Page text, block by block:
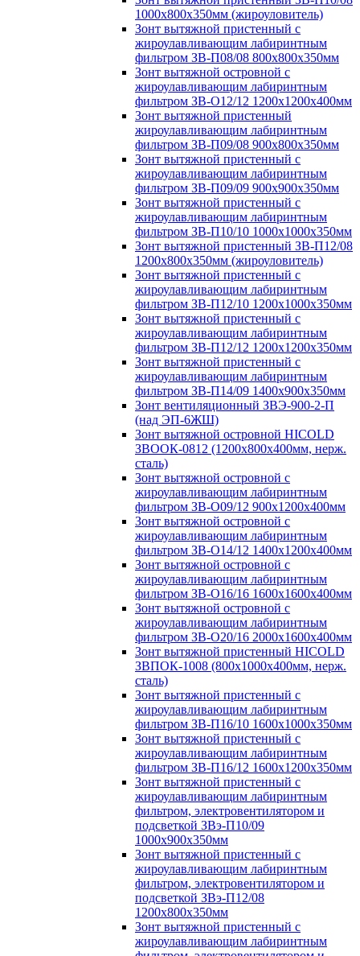
1000х800х350мм (жироуловитель)
Зонт вытяжной пристенный с
жироулавливающим лабиринтным
фильтром ЗВ-П08/08 800х800х350мм
Зонт вытяжной островной с
жироулавливающим лабиринтным
фильтром ЗВ-О12/12 1200х1200х400мм
Зонт вытяжной пристенный
жироулавливающим лабиринтным
фильтром ЗВ-П09/08 900х800х350мм
Зонт вытяжной пристенный с
жироулавливающим лабиринтным
фильтром ЗВ-П09/09 900х900х350мм
Зонт вытяжной пристенный с
жироулавливающим лабиринтным
фильтром ЗВ-П10/10 1000х1000х350мм
Зонт вытяжной пристенный ЗВ-П12/08
1200х800х350мм (жироуловитель)
Зонт вытяжной пристенный с
жироулавливающим лабиринтным
фильтром ЗВ-П12/10 1200х1000х350мм
Зонт вытяжной пристенный с
жироулавливающим лабиринтным
фильтром ЗВ-П12/12 1200х1200х350мм
Зонт вытяжной пристенный с
жироулавливающим лабиринтным
фильтром ЗВ-П14/09 1400х900х350мм
Зонт вентиляционный ЗВЭ-900-2-П
(над ЭП-6ЖШ)
Зонт вытяжной островной HICOLD
ЗВООК-0812 (1200х800x400мм, нерж.
сталь)
Зонт вытяжной островной с
жироулавливающим лабиринтным
фильтром ЗВ-О09/12 900х1200х400мм
Зонт вытяжной островной с
жироулавливающим лабиринтным
фильтром ЗВ-О14/12 1400х1200х400мм
Зонт вытяжной островной с
жироулавливающим лабиринтным
фильтром ЗВ-О16/16 1600х1600х400мм
Зонт вытяжной островной с
жироулавливающим лабиринтным
фильтром ЗВ-О20/16 2000х1600х400мм
Зонт вытяжной пристенный HICOLD
ЗВПОК-1008 (800х1000х400мм, нерж.
сталь)
Зонт вытяжной пристенный с
жироулавливающим лабиринтным
фильтром ЗВ-П16/10 1600х1000х350мм
Зонт вытяжной пристенный с
жироулавливающим лабиринтным
фильтром ЗВ-П16/12 1600х1200х350мм
Зонт вытяжной пристенный с
жироулавливающим лабиринтным
фильтром, электровентилятором и
подсветкой ЗВэ-П10/09
1000х900х350мм
Зонт вытяжной пристенный с
жироулавливающим лабиринтным
фильтром, электровентилятором и
подсветкой ЗВэ-П12/08
1200х800х350мм
Зонт вытяжной пристенный с
жироулавливающим лабиринтным